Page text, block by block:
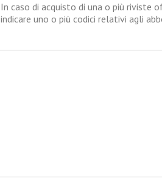
In caso di acquisto di una o più riviste
indicare uno o più codici relativi agli